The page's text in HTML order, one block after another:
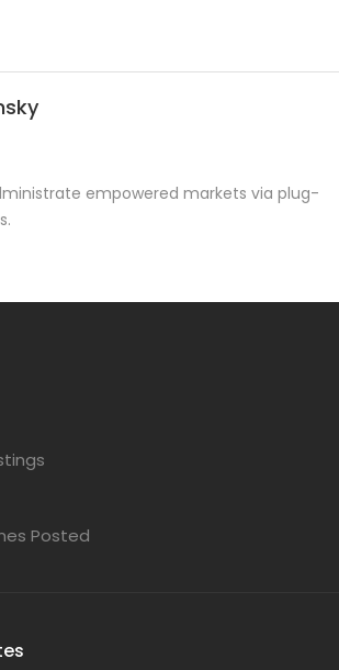
empowered markets via plug-
Posted